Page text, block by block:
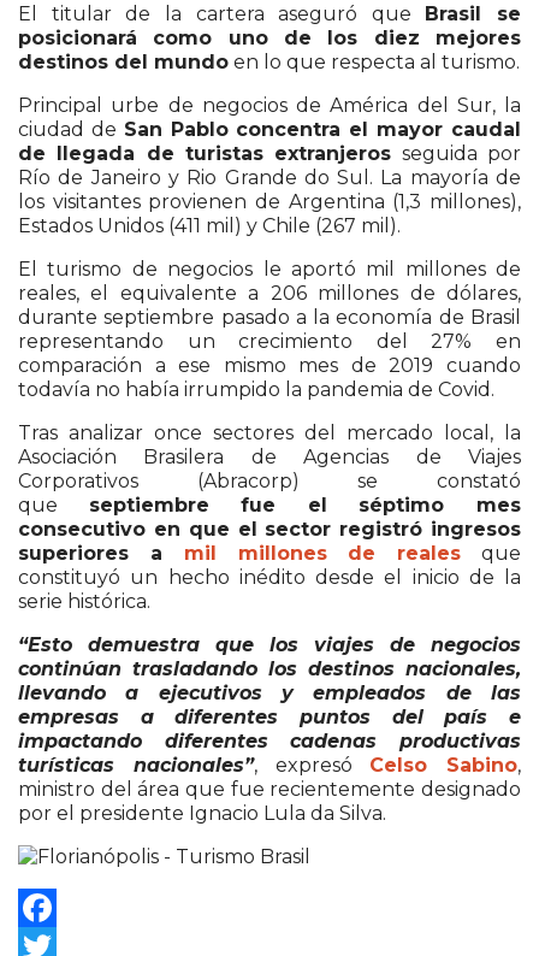
El titular de la cartera aseguró que Brasil se
posicionará como uno de los diez mejores
destinos del mundo en lo que respecta al turismo.
Principal urbe de negocios de América del Sur, la
ciudad de San Pablo concentra el mayor caudal
de llegada de turistas extranjeros seguida por
Río de Janeiro y Rio Grande do Sul. La mayoría de
los visitantes provienen de Argentina (1,3 millones),
Estados Unidos (411 mil) y Chile (267 mil).
El turismo de negocios le aportó mil millones de
reales, el equivalente a 206 millones de dólares,
durante septiembre pasado a la economía de Brasil
representando un crecimiento del 27% en
comparación a ese mismo mes de 2019 cuando
todavía no había irrumpido la pandemia de Covid.
Tras analizar once sectores del mercado local, la
Asociación Brasilera de Agencias de Viajes
Corporativos (Abracorp) se constató
que septiembre fue el séptimo mes
consecutivo en que el sector registró ingresos
superiores a mil millones de reales que
constituyó un hecho inédito desde el inicio de la
serie histórica.
“Esto demuestra que los viajes de negocios
continúan trasladando los destinos nacionales,
llevando a ejecutivos y empleados de las
empresas a diferentes puntos del país e
impactando diferentes cadenas productivas
turísticas nacionales”, expresó Celso Sabino,
ministro del área que fue recientemente designado
por el presidente Ignacio Lula da Silva.
Facebook